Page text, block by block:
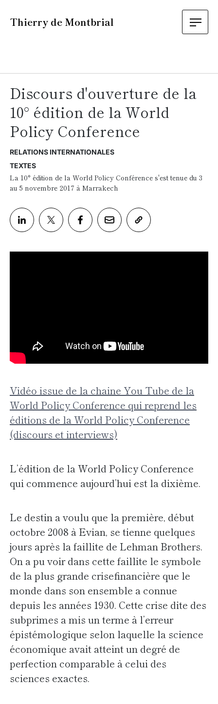
Thierry de Montbrial
Discours d'ouverture de la
10° édition de la World
Policy Conference
RELATIONS INTERNATIONALES
TEXTES
La 10° édition de la World Policy Conférence s'est tenue du 3
au 5 novembre 2017 à Marrakech
Vidéo issue de la chaine You Tube de la
World Policy Conference qui reprend les
éditions de la World Policy Conference
(discours et interviews)
L’édition de la World Policy Conference
qui commence aujourd’hui est la dixième.
Le destin a voulu que la première, début
octobre 2008 à Evian, se tienne quelques
jours après la faillite de Lehman Brothers.
On a pu voir dans cette faillite le symbole
de la plus grande crisefinancière que le
monde dans son ensemble a connue
depuis les années 1930. Cette crise dite des
subprimes a mis un terme à l’erreur
épistémologique selon laquelle la science
économique avait atteint un degré de
perfection comparable à celui des
sciences exactes.